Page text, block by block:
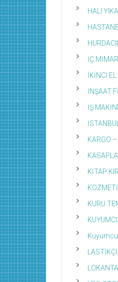
HALI
İÇ
İKİNCİ EL
İNŞAAT
İŞ
KARGO
KİTAP
KURU
LASTİKÇİ
LOKANTA